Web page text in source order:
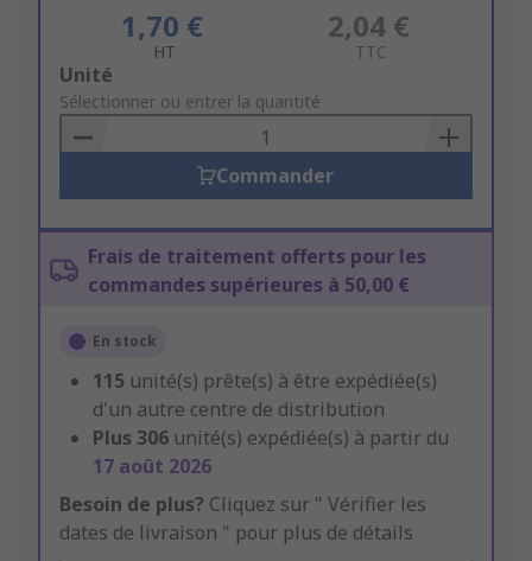
1,70 €
HT
2,04 €
TTC
Add
to
Basket
Unité
Sélectionner ou entrer la quantité
Commander
Frais de traitement offerts pour les
commandes supérieures à 50,00 €
En stock
115 unité(s) prête(s) à être expédiée(s)
d'un autre centre de distribution
Plus 306 unité(s) expédiée(s) à partir du
17 août 2026
Besoin de plus? Cliquez sur " Vérifier les
dates de livraison " pour plus de détails